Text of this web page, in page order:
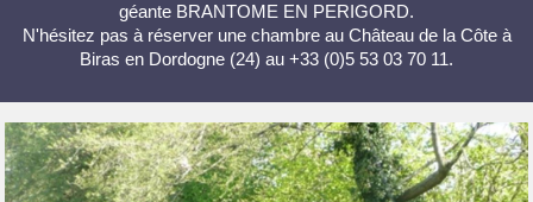
géante BRANTOME EN PERIGORD.
N'hésitez pas à réserver une chambre au Château de la Côte à
Biras en Dordogne (24) au +33 (0)5 53 03 70 11.